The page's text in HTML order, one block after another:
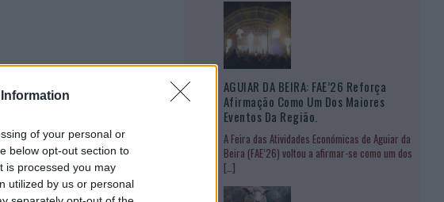
of your personal or
below opt-out section to
is processed you may
utilized by us or personal
AGUIAR DA BEIRA: FAE’26 Reforça
Afirmação Como Um Dos Maiores
Eventos Da Região.
A Feira das Atividades Económicas de Aguiar da
Beira (FAE’26) voltou a afirmar-se como um dos
[…]